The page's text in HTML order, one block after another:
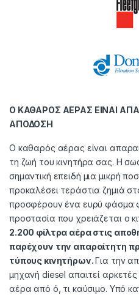
Ο ΚΑΘΑΡΟΣ ΑΕΡΑΣ ΕΙΝΑΙ
ΑΠΟΔΟΣΗ
Ο καθαρός αέρας είναι
τη ζωή του κινητήρα σας. Η
σημαντική επειδή μια μικρή
προκαλέσει τεράστια ζημιά
προσφέρουν ένα ευρύ φάσμα
προστασία που χρειάζεται ο
2.200 φίλτρα αέρα στις
παρέχουν την απαραίτητη
τύπους κινητήρων.Για την
μηχανή diesel απαιτεί
αέρα από ό, τι καύσιμο. Υπό